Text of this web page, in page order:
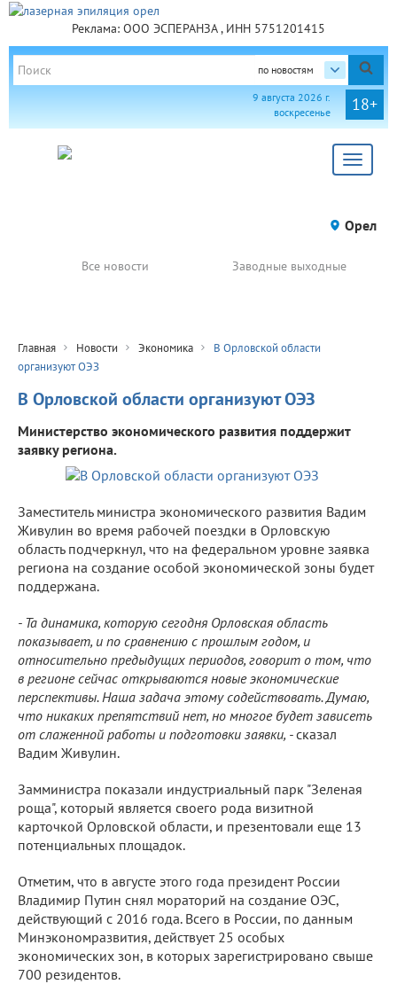
Реклама: ООО ЭСПЕРАНЗА , ИНН 5751201415
по новостям
18+
9 августа 2026 г.
воскресенье
Toggle
Орел
Все новости Заводные выходные
Главная Новости Экономика
В Орловской области
организуют ОЭЗ
В Орловской области организуют ОЭЗ
Министерство экономического развития поддержит
заявку региона.
Заместитель министра экономического развития Вадим
Живулин во время рабочей поездки в Орловскую
область подчеркнул, что на федеральном уровне заявка
региона на создание особой экономической зоны будет
поддержана.
- Та динамика, которую сегодня Орловская область
показывает, и по сравнению с прошлым годом, и
относительно предыдущих периодов, говорит о том, что
в регионе сейчас открываются новые экономические
перспективы. Наша задача этому содействовать. Думаю,
что никаких препятствий нет, но многое будет зависеть
от слаженной работы и подготовки заявки, -сказал
Вадим Живулин.
Замминистра показали индустриальный парк "Зеленая
роща", который является своего рода визитной
карточкой Орловской области, и презентовали еще 13
потенциальных площадок.
Отметим, что в августе этого года президент России
Владимир Путин снял мораторий на создание ОЭС,
действующий с 2016 года. Всего в России, по данным
Минэкономразвития, действует 25 особых
экономических зон, в которых зарегистрировано свыше
700 резидентов.